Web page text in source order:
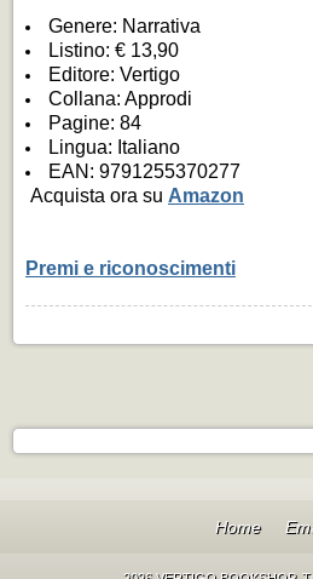
Genere: Narrativa
Listino: € 13,90
Editore: Vertigo
Collana: Approdi
Pagine: 84
Lingua: Italiano
EAN: 9791255370277
Acquista ora su Amazon
Premi e riconoscimenti
Home